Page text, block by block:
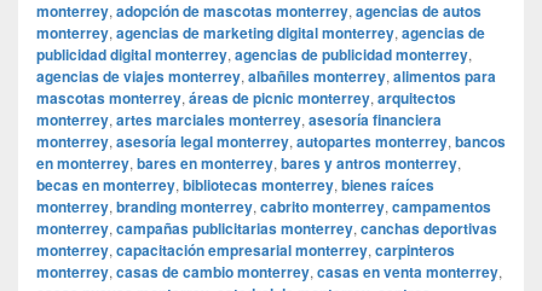
monterrey, adopción de mascotas monterrey, agencias de autos
monterrey, agencias de marketing digital monterrey, agencias de
publicidad digital monterrey, agencias de publicidad monterrey,
agencias de viajes monterrey, albañiles monterrey, alimentos para
mascotas monterrey, áreas de picnic monterrey, arquitectos
monterrey, artes marciales monterrey, asesoría financiera
monterrey, asesoría legal monterrey, autopartes monterrey, bancos
en monterrey, bares en monterrey, bares y antros monterrey,
becas en monterrey, bibliotecas monterrey, bienes raíces
monterrey, branding monterrey, cabrito monterrey, campamentos
monterrey, campañas publicitarias monterrey, canchas deportivas
monterrey, capacitación empresarial monterrey, carpinteros
monterrey, casas de cambio monterrey, casas en venta monterrey,